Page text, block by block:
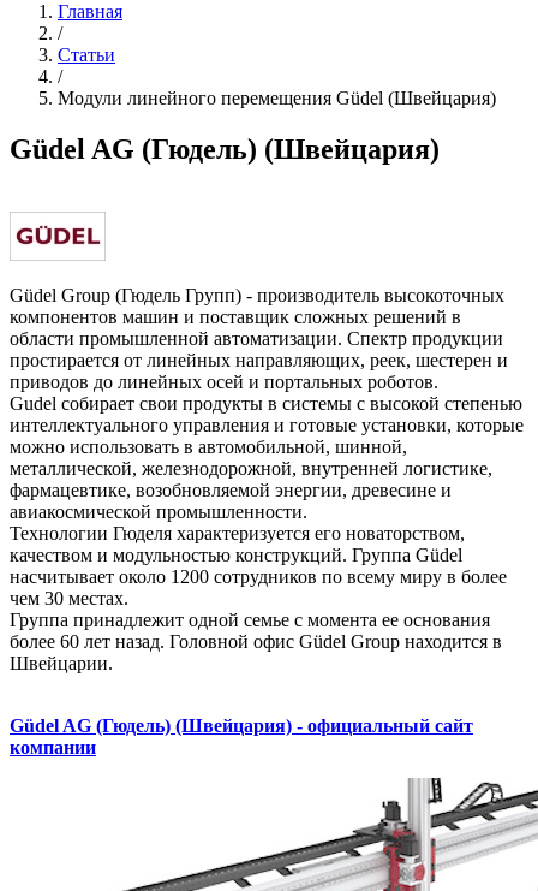
Главная
/
Статьи
/
Модули линейного перемещения Güdel (Швейцария)
Güdel AG (Гюдель) (Швейцария)
Güdel Group (Гюдель Групп) - производитель высокоточных
компонентов машин и поставщик сложных решений в
области промышленной автоматизации. Спектр продукции
простирается от линейных направляющих, реек, шестерен и
приводов до линейных осей и портальных роботов.
Gudel собирает свои продукты в системы с высокой степенью
интеллектуального управления и готовые установки, которые
можно использовать в автомобильной, шинной,
металлической, железнодорожной, внутренней логистике,
фармацевтике, возобновляемой энергии, древесине и
авиакосмической промышленности.
Технологии Гюделя характеризуется его новаторством,
качеством и модульностью конструкций. Группа Güdel
насчитывает около 1200 сотрудников по всему миру в более
чем 30 местах.
Группа принадлежит одной семье с момента ее основания
более 60 лет назад. Головной офис Güdel Group находится в
Швейцарии.
Güdel AG (Гюдель) (Швейцария) - официальный сайт
компании